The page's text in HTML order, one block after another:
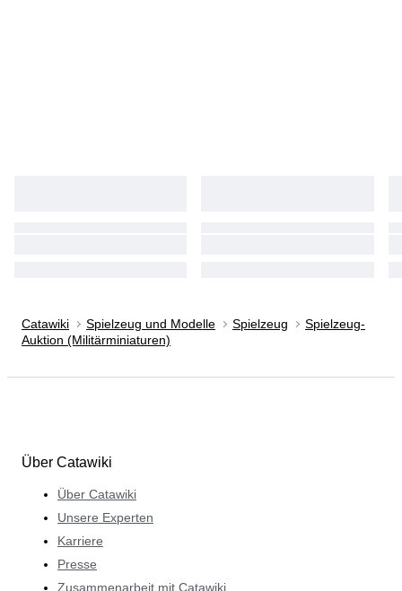
Catawiki Spielzeug und Modelle Spielzeug
Spielzeug-
Auktion (Militärminiaturen)
Über Catawiki
Über Catawiki
Unsere Experten
Karriere
Presse
Zusammenarbeit mit Catawiki